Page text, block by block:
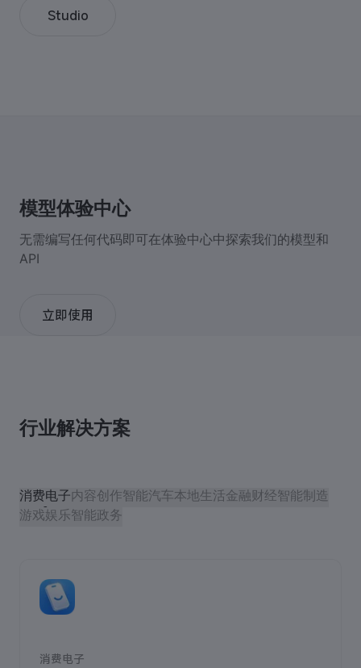
Studio
模型体验中心
无需编写任何代码即可在体验中心中探索我们的模型和
API
立即使用
行业解决方案
消费电子内容创作智能汽车本地生活金融财经智能制造
游戏娱乐智能政务
消费电子